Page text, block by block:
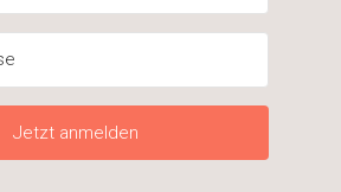
Jetzt anmelden